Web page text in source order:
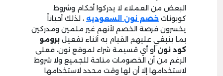
البعض من العملاء لا يدركوا أحكام وشروط
كوبونات خصم نون السعوديه ، لذلك أحياناً
يخسرون فرصة الخصم لأنهم غير ملمين ومدركين
بما ينبغي عليهم القيام به أثناء تفعيل برومو
كود نون أو أي قسيمة شراء لموقع نون، فعلى
الرغم من أن الخصومات متاحة للجميع ولا شروط
لاستخدامها إلا أن لها وقت محدد لاستخدامها